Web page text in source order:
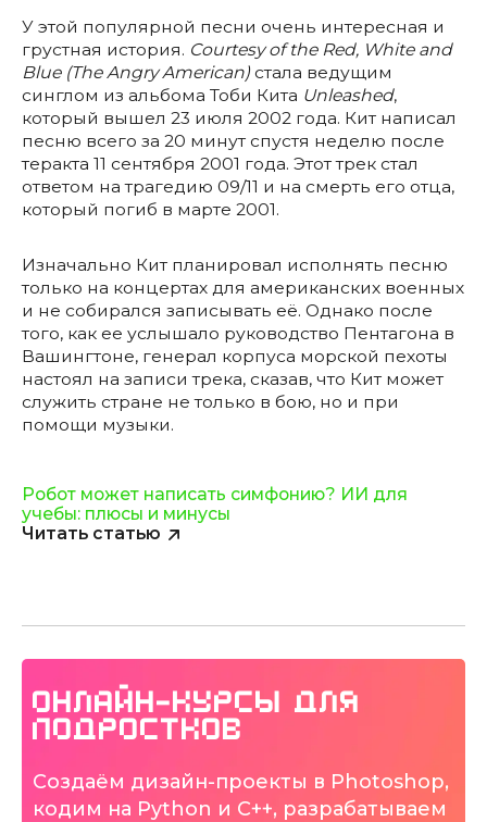
У этой популярной песни очень интересная и
грустная история. Courtesy of the Red, White and
Blue (The Angry American)стала ведущим
синглом из альбома Тоби Кита Unleashed,
который вышел 23 июля 2002 года. Кит написал
песню всего за 20 минут спустя неделю после
теракта 11 сентября 2001 года. Этот трек стал
ответом на трагедию 09/11 и на смерть его отца,
который погиб в марте 2001.
Изначально Кит планировал исполнять песню
только на концертах для американских военных
и не собирался записывать её. Однако после
того, как ее услышало руководство Пентагона в
Вашингтоне, генерал корпуса морской пехоты
настоял на записи трека, сказав, что Кит может
служить стране не только в бою, но и при
помощи музыки.
Робот может написать симфонию? ИИ для
учебы: плюсы и минусы
Читать статью
Онлайн-курсы для
подростков
Создаём дизайн-проекты в Photoshop,
кодим на Python и С++, разрабатываем